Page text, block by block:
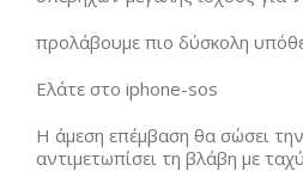
προλάβουμε πιο δύσκολη
Ελάτε στο iphone-sos
Η άμεση επέμβαση θα σώσει
αντιμετωπίσει τη βλάβη με